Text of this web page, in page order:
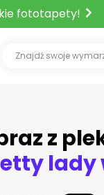
fototapety!
z